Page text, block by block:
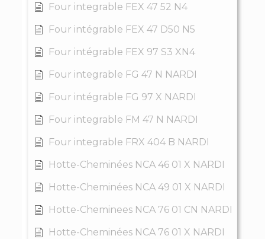
Four integrable FEX 47 52 N4
Four intégrable FEX 47 D50 N5
Four intégrable FEX 97 S3 XN4
Four integrable FG 47 N NARDI
Four intégrable FG 97 X NARDI
Four integrable FM 47 N NARDI
Four integrable FRX 404 B NARDI
Hotte-Cheminées NCA 46 01 X NARDI
Hotte-Cheminées NCA 49 01 X NARDI
Hotte-Cheminees NCA 76 01 CN NARDI
Hotte-Cheminées NCA 76 01 X NARDI